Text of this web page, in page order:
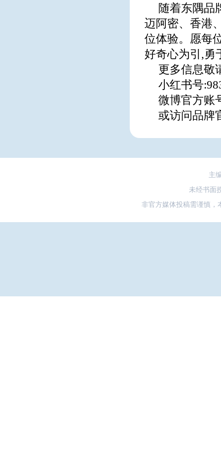
随着东隅品
迈阿密、香港
位体验。愿每
好奇心为引,勇
更多信息敬
小红书号
微博官方账
或访问品牌
主
未经书面
非官方媒体投稿需谨慎，